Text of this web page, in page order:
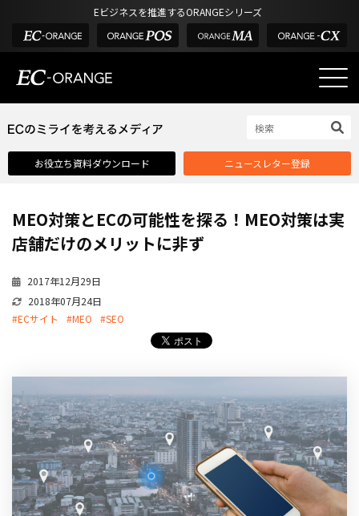
Eビジネスを推進するORANGEシリーズ
選ばれる理由
課題解決例
機能一覧
外部サービス連携
インフラ環境・サポート
特長
ショッピングモール型 EC
マルチテナント、マルチブランドなど
通販受注対応
ECと通販の連動を可能に
お役立ち資料ダウンロード ニュースレター登録
MEO対策とECの可能性を探る！MEO対策は実
店舗だけのメリットに非ず
2017年12月29日
2018年07月24日
#ECサイト
#MEO #SEO